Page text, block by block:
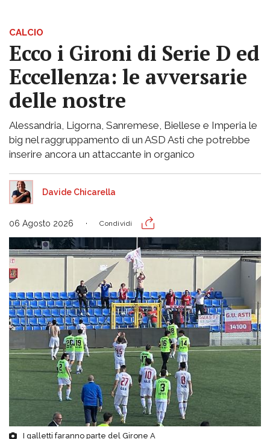
CALCIO
Ecco i Gironi di Serie D ed
Eccellenza: le avversarie
delle nostre
Alessandria, Ligorna, Sanremese, Biellese e Imperia le
big nel raggruppamento di un ASD Asti che potrebbe
inserire ancora un attaccante in organico
Davide Chicarella
06 Agosto 2026 Condividi
I galletti faranno parte del Girone A